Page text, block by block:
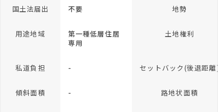
国土法届出 不要 地勢
用途地域
第一種低層住居
専用
土地権利
私道負担 - セットバック(後退距
傾斜面積 - 路地状面積